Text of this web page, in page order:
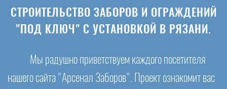
СТРОИТЕЛЬСТВО ЗАБОРОВ И ОГРАЖДЕНИЙ
"ПОД КЛЮЧ" С УСТАНОВКОЙ В РЯЗАНИ.
Мы радушно приветствуем каждого посетителя
нашего сайта "Арсенал Заборов". Проект ознакомит вас